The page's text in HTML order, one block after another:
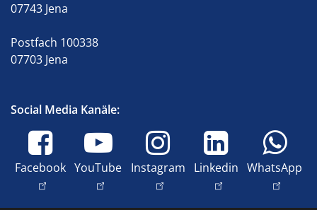
07743 Jena
Postfach 100338
07703 Jena
Social Media Kanäle:
Facebook YouTube Instagram Linkedin WhatsApp